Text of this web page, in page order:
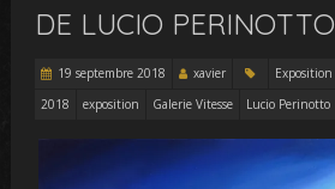
DE LUCIO PERINOTTO
19 septembre 2018 xavier Exposition
2018
exposition Galerie Vitesse Lucio Perinotto